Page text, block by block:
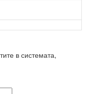
в системата,